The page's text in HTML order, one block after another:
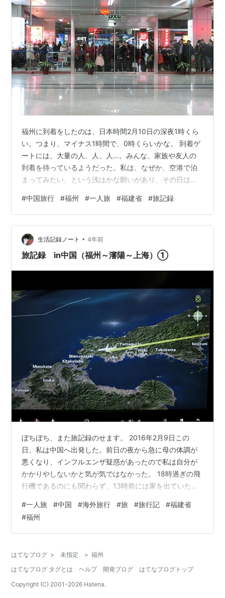
福州に到着をしたのは、日本時間2月10日の深夜1時くら
い。つまり、マイナス1時間で、0時くらいかな。 到着ゲ
ートには、大量の人、人、人…。みんな、家族や友人の
到着を待っているようだった。私は、なぜか、空港で泊
まってみたい、という浅はかな願いがあり、その日は空
だからか。深く考えていなかったのだけれども、とにか
く人も少ないし、想像と違った。 最初に度肝を抜かれた
のが、家族でトランプゲームをする人たち。 床に座っ
て、スイカの種を食べながらゲームをしていたのだが、
種のゴミを全部床にそのままポイっと捨てているではな
#中国旅行 #福州 #一人旅 #福建省 #旅記録
生活記録ノート • 4年前
旅記録 in中国（福州～瀋陽～上海）①
ぼちぼち、また旅記録のせます。 2016年2月9日この
日、私は中国へ出発した。前日の夜から急に母の体調が
悪くなり、インフルエンザ疑惑があったので私は自分が
かかりやしないかと気が気ではなかった。 18時過ぎの飛
行機であるのにも関わらず、13時前には家を出ていた気
フェに行き時間をつぶし、予約をしていたポケットWi-Fi
の受け取りを済ませた。 今まで韓国へ行くときなど使っ
たことがなかったが、以前中国に行ったときはほとんど
棒のためにも持つことにしていた。 この日の目的地は、
福州。福州は、中国大陸南東に…
#一人旅 #中国 #海外旅行 #旅 #旅行記 #福建省
#福州
はてなブログ > 未指定 > 福州
はてなブログ タグとは
ヘルプ 開発ブログ
はてなブログトップ
Copyright (C) 2001-2026 Hatena.